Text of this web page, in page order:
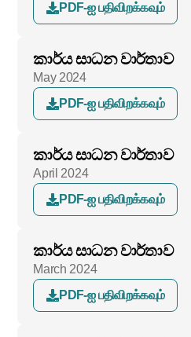
PDF-ஐ பதிவிறக்கவும்
කාර්ය සාධන වාර්තාව
May 2024
PDF-ஐ பதிவிறக்கவும்
කාර්ය සාධන වාර්තාව
April 2024
PDF-ஐ பதிவிறக்கவும்
කාර්ය සාධන වාර්තාව
March 2024
PDF-ஐ பதிவிறக்கவும்